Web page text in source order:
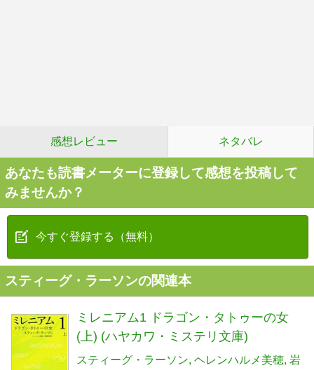
感想レビュー ネタバレ
あなたも読書メーターに登録して感想を投稿して
みませんか？
今すぐ登録する（無料）
スティーグ・ラーソンの関連本
ミレニアム1 ドラゴン・タトゥーの女
(上) (ハヤカワ・ミステリ文庫)
スティーグ・ラーソン ヘレンハルメ美穂 岩